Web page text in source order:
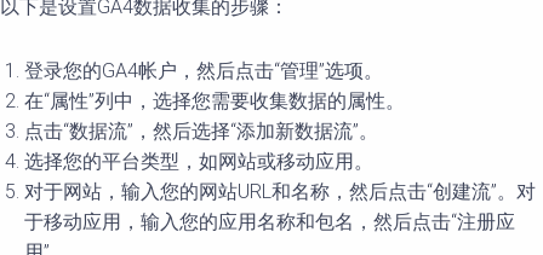
以下是设置GA4数据收集的步骤：
登录您的GA4帐户，然后点击“管理”选项。
在“属性”列中，选择您需要收集数据的属性。
点击“数据流”，然后选择“添加新数据流”。
选择您的平台类型，如网站或移动应用。
对于网站，输入您的网站URL和名称，然后点击“创建流”。对
于移动应用，输入您的应用名称和包名，然后点击“注册应